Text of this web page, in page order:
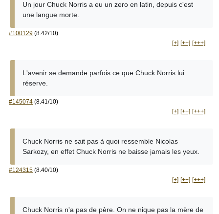
Un jour Chuck Norris a eu un zero en latin, depuis c'est
une langue morte.
#100129 (8.42/10)
[+] [++] [+++]
L'avenir se demande parfois ce que Chuck Norris lui
réserve.
#145074 (8.41/10)
[+] [++] [+++]
Chuck Norris ne sait pas à quoi ressemble Nicolas
Sarkozy, en effet Chuck Norris ne baisse jamais les yeux.
#124315 (8.40/10)
[+] [++] [+++]
Chuck Norris n'a pas de père. On ne nique pas la mère de